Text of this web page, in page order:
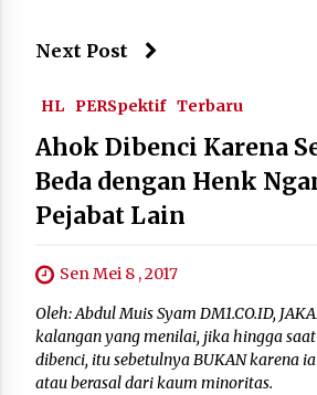
Next Post
HL PERSpektif Terbaru
Ahok Dibenci Karena
Beda dengan Henk
Pejabat Lain
Sen Mei 8 , 2017
Oleh: Abdul Muis Syam DM1.CO.ID,
kalangan yang menilai, jika hingga
dibenci, itu sebetulnya BUKAN karena
atau berasal dari kaum minoritas.